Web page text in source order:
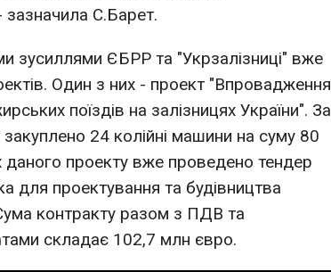
зазначила С.Барет.
зусиллями ЄБРР та "Укрзалізниці" вже
Один з них - проект "Впровадження
поїздів на залізницях України". За
24 колійні машини на суму 80
проекту вже проведено тендер
для проектування та будівництва
контракту разом з ПДВ та
складає 102,7 млн євро.